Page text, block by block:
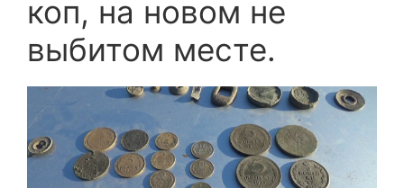
коп, на новом не
выбитом месте.